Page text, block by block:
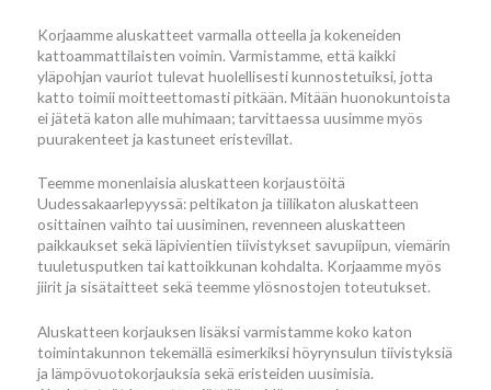
Korjaamme aluskatteet varmalla otteella ja kokeneiden
kattoammattilaisten voimin. Varmistamme, että kaikki
yläpohjan vauriot tulevat huolellisesti kunnostetuiksi, jotta
katto toimii moitteettomasti pitkään. Mitään huonokuntoista
ei jätetä katon alle muhimaan; tarvittaessa uusimme myös
puurakenteet ja kastuneet eristevillat.
Teemme monenlaisia aluskatteen korjaustöitä
Uudessakaarlepyyssä: peltikaton ja tiilikaton aluskatteen
osittainen vaihto tai uusiminen, revenneen aluskatteen
paikkaukset sekä läpivientien tiivistykset savupiipun, viemärin
tuuletusputken tai kattoikkunan kohdalta. Korjaamme myös
jiirit ja sisätaitteet sekä teemme ylösnostojen toteutukset.
Aluskatteen korjauksen lisäksi varmistamme koko katon
toimintakunnon tekemällä esimerkiksi höyrynsulun tiivistyksiä
ja lämpövuotokorjauksia sekä eristeiden uusimisia.